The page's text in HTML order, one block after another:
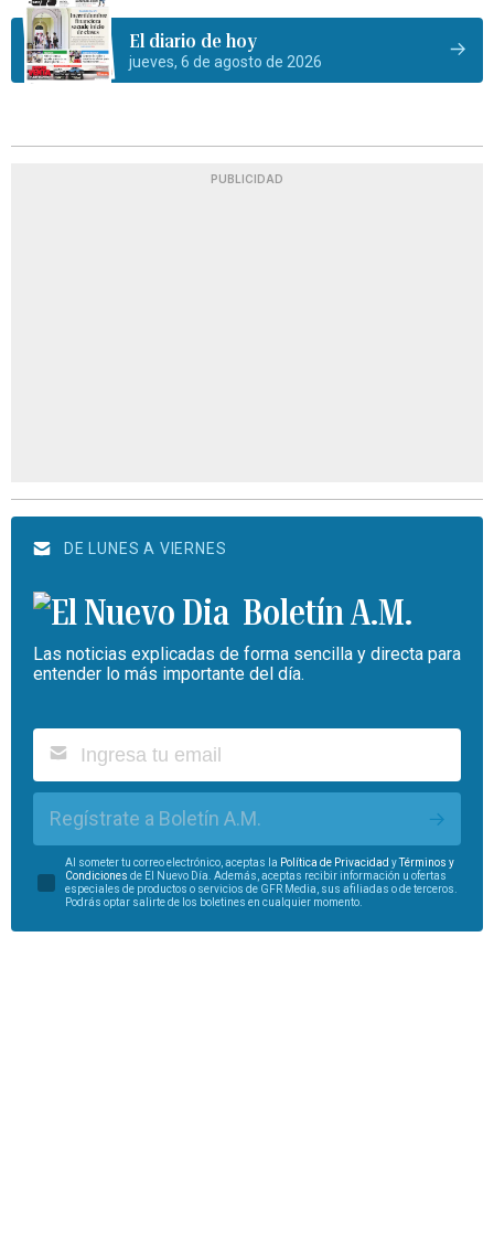
El diario de hoy
jueves, 6 de agosto de 2026
PUBLICIDAD
DE LUNES A VIERNES
Boletín A.M.
Las noticias explicadas de forma sencilla y directa para
entender lo más importante del día.
Regístrate a Boletín A.M.
Al someter tu correo electrónico, aceptas la Política de Privacidad yTérminos y
Condiciones de El Nuevo Día. Además, aceptas recibir información u ofertas
especiales de productos o servicios de GFR Media, sus afiliadas o de terceros.
Podrás optar salirte de los boletines en cualquier momento.